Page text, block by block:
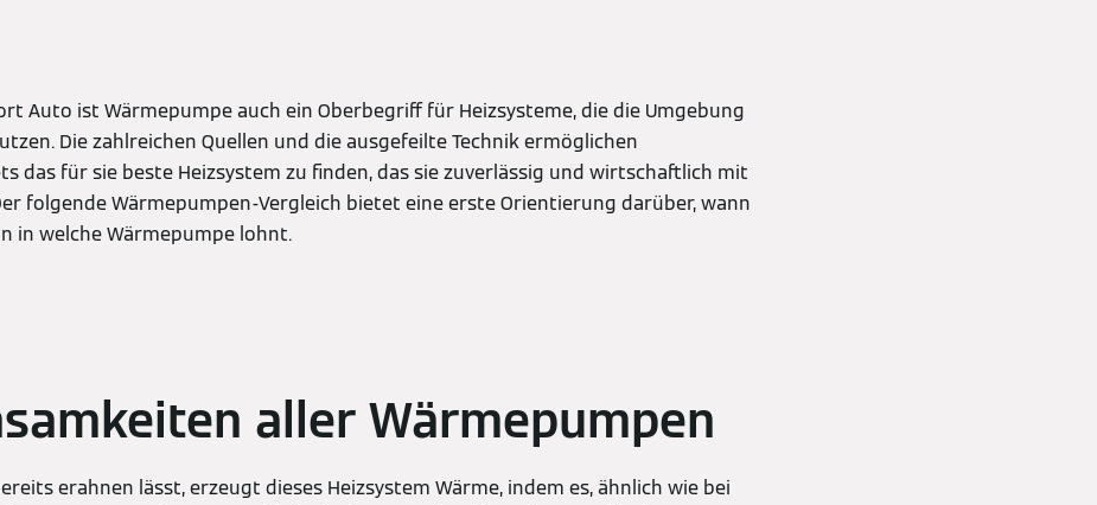
Auto ist Wärmepumpe auch ein Oberbegriff für Heizsysteme, die die Umgebung
Die zahlreichen Quellen und die ausgefeilte Technik ermöglichen
das für sie beste Heizsystem zu finden, das sie zuverlässig und wirtschaftlich mit
folgende Wärmepumpen-Vergleich bietet eine erste Orientierung darüber, wann
in welche Wärmepumpe lohnt.
aller Wärmepumpen
erahnen lässt, erzeugt dieses Heizsystem Wärme, indem es, ähnlich wie bei